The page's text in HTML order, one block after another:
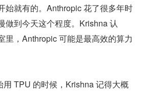
始就有的。Anthropic 花了很多年时
做到今天这个程度。Krishna 认
里，Anthropic 可能是最高效的算力
用 TPU 的时候，Krishna 记得大概